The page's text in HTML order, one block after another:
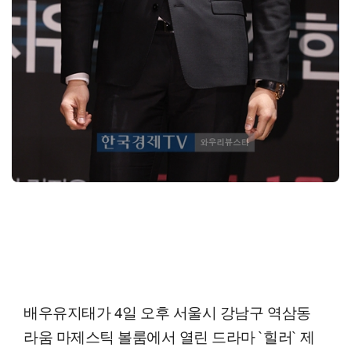
배우유지태가 4일 오후 서울시 강남구 역삼동
라움 마제스틱 볼룸에서 열린 드라마 `힐러` 제